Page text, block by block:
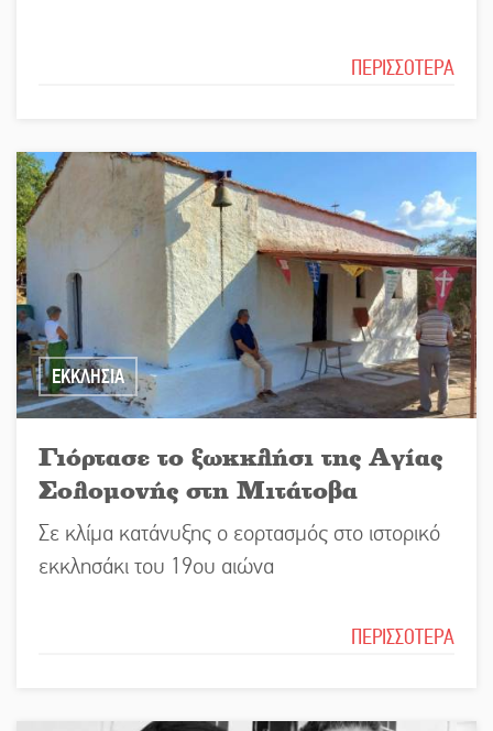
ΠΕΡΙΣΣΟΤΕΡΑ
ΕΚΚΛΗΣΙΑ
Γιόρτασε το ξωκκλήσι της Αγίας
Σολομονής στη Μιτάτοβα
Σε κλίμα κατάνυξης ο εορτασμός στο ιστορικό
εκκλησάκι του 19ου αιώνα
ΠΕΡΙΣΣΟΤΕΡΑ